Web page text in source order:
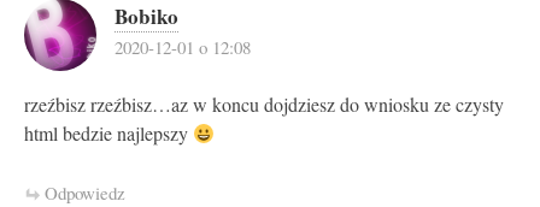
Bobiko
2020-12-01 o 12:08
rzeźbisz rzeźbisz…az w koncu dojdziesz do wniosku ze czysty
html bedzie najlepszy
Odpowiedz